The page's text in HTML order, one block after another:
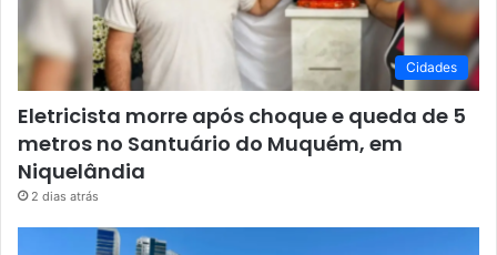
Cidades
Eletricista morre após choque e queda de 5
metros no Santuário do Muquém, em
Niquelândia
2 dias atrás